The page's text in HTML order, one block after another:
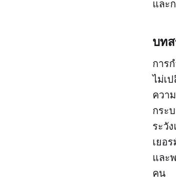
และ
บทส
การ
ไม่เ
ควา
กระ
ระวั
เยอ
และ
คน